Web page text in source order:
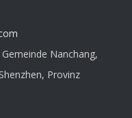
Nanchang,
Provinz